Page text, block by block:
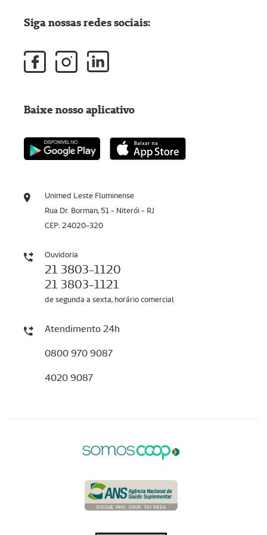
Unimed Leste Fluminense
Rua Dr. Borman, 51 - Niterói - RJ
CEP: 24020-320
Ouvidoria
21 3803-1120
21 3803-1121
de segunda a sexta, horário comercial
Atendimento 24h
0800 970 9087
4020 9087
Siga nossas redes sociais:
Baixe nosso aplicativo